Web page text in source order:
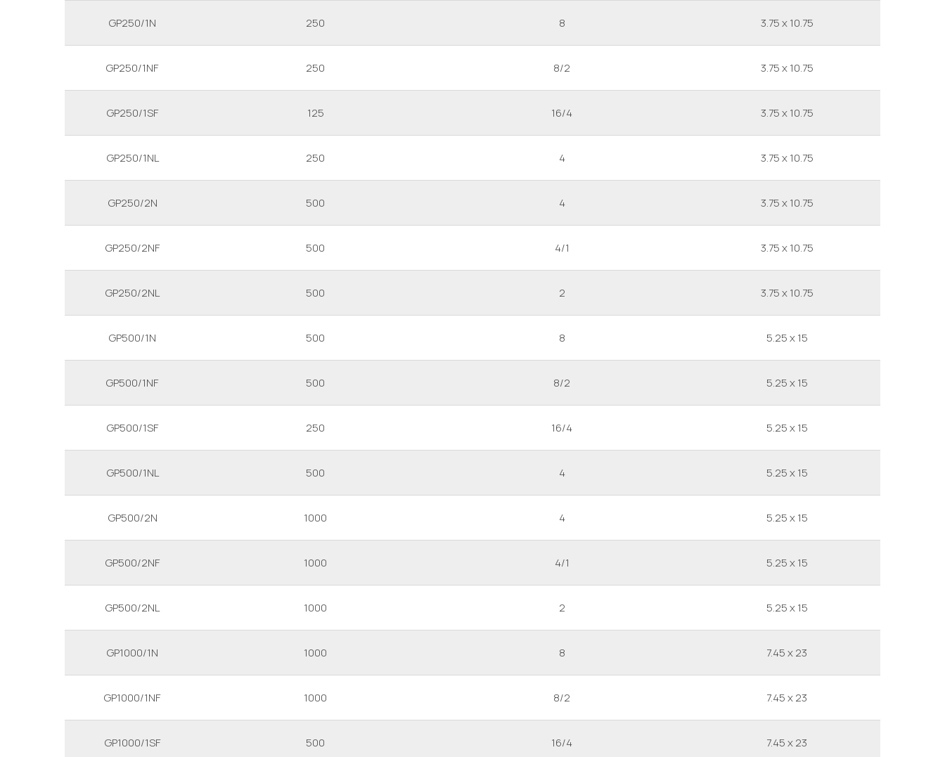
GP250/1N 250 8 3.75 x 10.75
GP250/1NF 250 8/2 3.75 x 10.75
GP250/1SF 125 16/4 3.75 x 10.75
GP250/1NL 250 4 3.75 x 10.75
GP250/2N 500 4 3.75 x 10.75
GP250/2NF 500 4/1 3.75 x 10.75
GP250/2NL 500 2 3.75 x 10.75
GP500/1N 500 8 5.25 x 15
GP500/1NF 500 8/2 5.25 x 15
GP500/1SF 250 16/4 5.25 x 15
GP500/1NL 500 4 5.25 x 15
GP500/2N 1000 4 5.25 x 15
GP500/2NF 1000 4/1 5.25 x 15
GP500/2NL 1000 2 5.25 x 15
GP1000/1N 1000 8 7.45 x 23
GP1000/1NF 1000 8/2 7.45 x 23
GP1000/1SF 500 16/4 7.45 x 23